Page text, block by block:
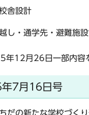
舎設計
し・通学先・避難施設
年12月26日一部内容
7月16日号
だの新たな学校づく